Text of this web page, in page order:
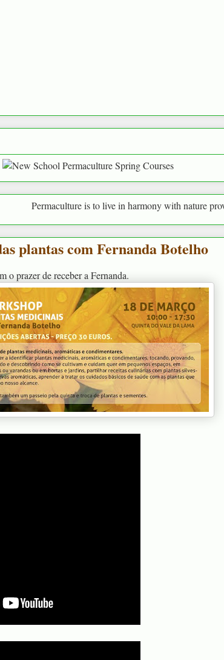
is to live in harmony with nature providing for
plantas com Fernanda Botelho
o prazer de receber a Fernanda.